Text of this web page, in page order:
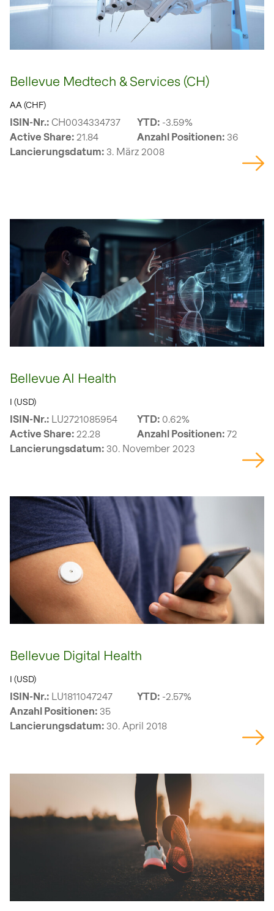
Bellevue Medtech & Services (CH)
AA (CHF)
ISIN-Nr.: CH0034334737 YTD: -3.59%
Active Share: 21.84 Anzahl Positionen: 36
Lancierungsdatum: 3. März 2008
Bellevue AI Health
I (USD)
ISIN-Nr.: LU2721085954 YTD: 0.62%
Active Share: 22.28 Anzahl Positionen: 72
Lancierungsdatum: 30. November 2023
Bellevue Digital Health
I (USD)
ISIN-Nr.: LU1811047247 YTD: -2.57%
Anzahl Positionen: 35
Lancierungsdatum: 30. April 2018